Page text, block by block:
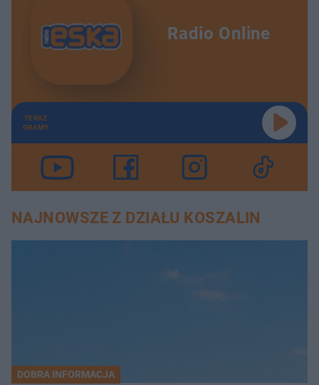
Radio Online
TERAZ
GRAMY
NAJNOWSZE Z DZIAŁU KOSZALIN
DOBRA INFORMACJA